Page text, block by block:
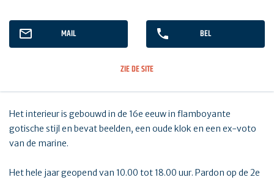
MAIL BEL
ZIE DE SITE
Het interieur is gebouwd in de 16e eeuw in flamboyante
gotische stijl en bevat beelden, een oude klok en een ex-voto
van de marine.
Het hele jaar geopend van 10.00 tot 18.00 uur. Pardon op de 2e